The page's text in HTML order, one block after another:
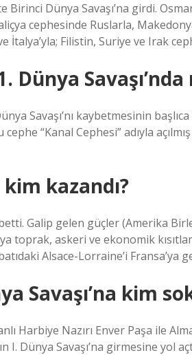
Birinci Dünya Savaşı’na girdi.
cephesinde Ruslarla,
İtalya’yla; Filistin, Suriye ve Irak
Dünya
Savaşı’nı kaybetmesinin
cephe “Kanal Cephesi” adıyla
kim kazandı?
Galip gelen güçler (Amerika
toprak, askeri ve ekonomik
Alsace-Lorraine’i Fransa’ya
Savaşı’na kim
Harbiye Nazırı Enver Paşa ile
I. Dünya Savaşı’na girmesine yol